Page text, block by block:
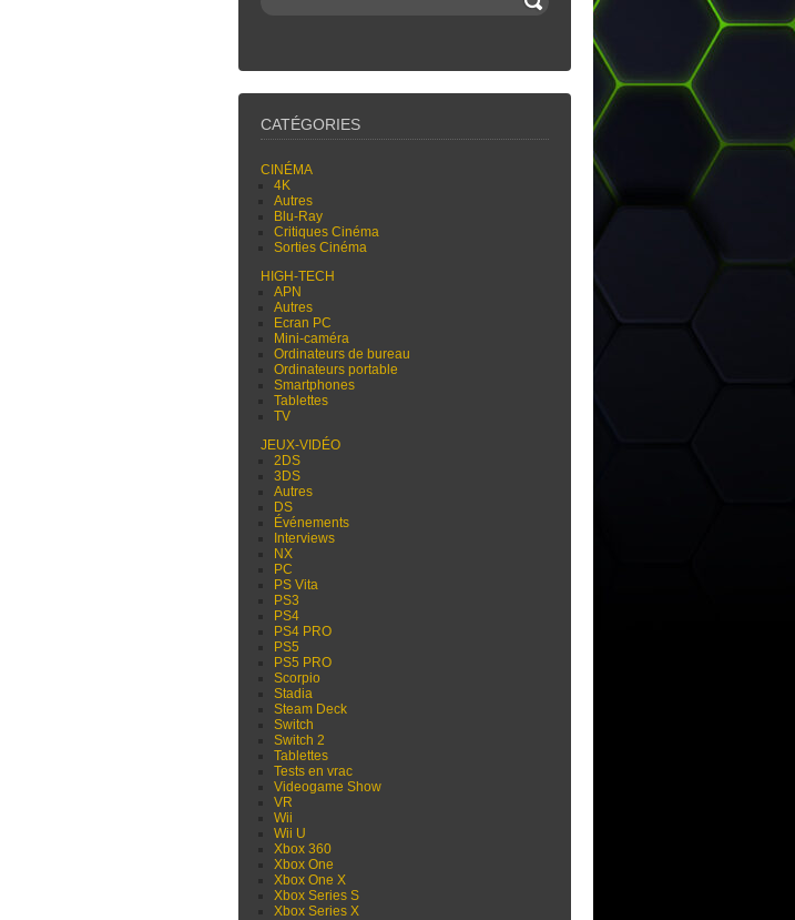
CATÉGORIES
CINÉMA
4K
Autres
Blu-Ray
Critiques Cinéma
Sorties Cinéma
HIGH-TECH
APN
Autres
Ecran PC
Mini-caméra
Ordinateurs de bureau
Ordinateurs portable
Smartphones
Tablettes
TV
JEUX-VIDÉO
2DS
3DS
Autres
DS
Événements
Interviews
NX
PC
PS Vita
PS3
PS4
PS4 PRO
PS5
PS5 PRO
Scorpio
Stadia
Steam Deck
Switch
Switch 2
Tablettes
Tests en vrac
Videogame Show
VR
Wii
Wii U
Xbox 360
Xbox One
Xbox One X
Xbox Series S
Xbox Series X